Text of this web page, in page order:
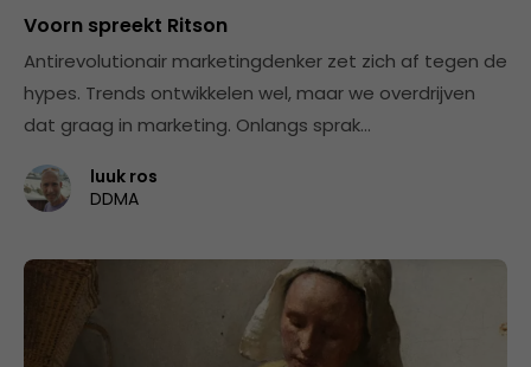
Voorn spreekt Ritson
Antirevolutionair marketingdenker zet zich af tegen de
hypes. Trends ontwikkelen wel, maar we overdrijven
dat graag in marketing. Onlangs sprak…
luuk ros
DDMA